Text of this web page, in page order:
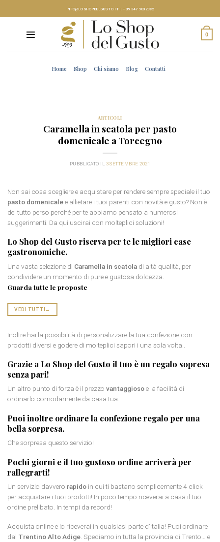
INFO@LOSHOPDELGUSTO.IT |+39 347 9802982
0
Home Shop Chi siamo Blog Contatti
ARTICOLI
Caramella in scatola per pasto
domenicale a Torcegno
PUBBLICATO IL 3 SETTEMBRE 2021
Non sai cosa scegliere e acquistare per rendere sempre speciale il tuo
pasto domenicalee allietare i tuoi parenti con novità e gusto? Non è
del tutto perso perché per te abbiamo pensato a numerosi
suggerimenti. Da qui uscirai con molteplici soluzioni!
Lo Shop del Gusto riserva per te lemigliori case
gastronomiche.
Una vasta selezione di Caramella in scatola di altà qualità, per
condividere un momento di pure e gustosa dolcezza.
Guarda tutte le proposte
VEDI TUTTI →
Inoltre hai la possibilità di personalizzare la tua confezione con
prodotti diversi e godere di molteplici sapori i una sola volta..
Grazie a Lo Shop del Gusto il tuo è un regalo sopresa
senza pari!
Un altro punto di forza è il prezzo vantaggiosoe la facilità di
ordinarlo comodamente da casa tua.
Puoi inoltre ordinare la confezione regalo per una
bella sorpresa.
Che sorpresa questo servizio!
Pochi giorni e il tuo gustoso ordine arriverà per
rallegrarti!
Un servizio davvero rapido in cui ti bastano semplicemente 4 click
per acquistare i tuoi prodotti! In poco tempo riceverai a casa il tuo
ordine prelibato. In tempi da record!
Acquista online e lo riceverai in qualsiasi parte d’Italia! Puoi ordinare
dal Trentino Alto Adige . Spediamo in tutta la provincia di Trento… e